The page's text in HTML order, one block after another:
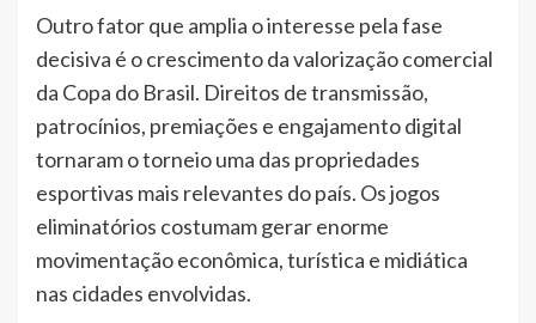
Outro fator que amplia o interesse pela fase
decisiva é o crescimento da valorização comercial
da Copa do Brasil. Direitos de transmissão,
patrocínios, premiações e engajamento digital
tornaram o torneio uma das propriedades
esportivas mais relevantes do país. Os jogos
eliminatórios costumam gerar enorme
movimentação econômica, turística e midiática
nas cidades envolvidas.